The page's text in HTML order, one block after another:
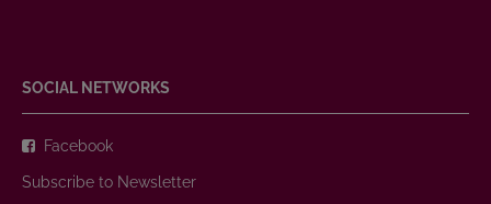
SOCIAL NETWORKS
Facebook
Subscribe to Newsletter